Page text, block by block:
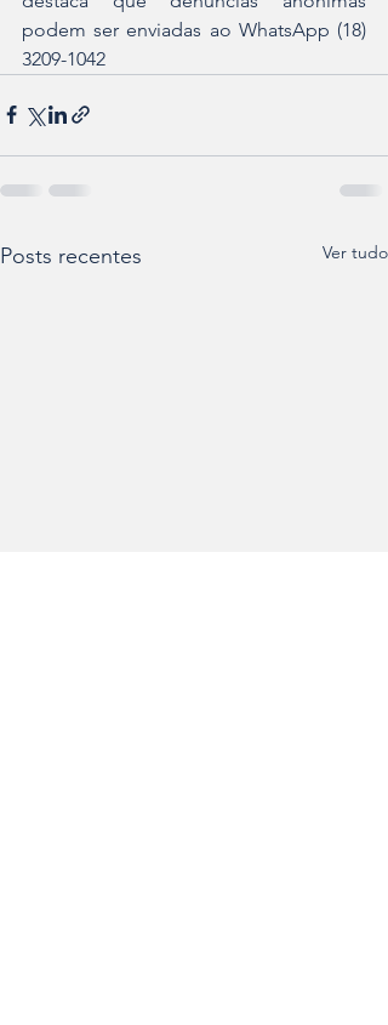
podem ser enviadas ao WhatsApp (18)
3209-1042
Posts recentes Ver tudo